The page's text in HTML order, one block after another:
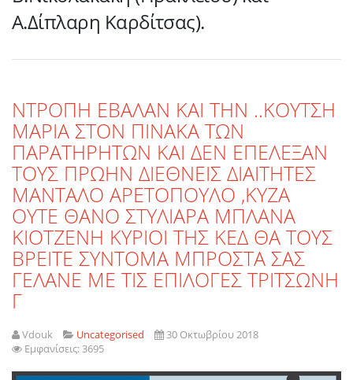
Α.Δίπλαρη Καρδίτσας).
ΝΤΡΟΠΗ ΕΒΑΛΑΝ ΚΑΙ ΤΗΝ ..ΚΟΥΤΣΗ
ΜΑΡΙΑ ΣΤΟΝ ΠΙΝΑΚΑ ΤΩΝ
ΠΑΡΑΤΗΡΗΤΩΝ ΚΑΙ ΔΕΝ ΕΠΕΛΕΞΑΝ
ΤΟΥΣ ΠΡΩΗΝ ΔΙΕΘΝΕΙΣ ΔΙΑΙΤΗΤΕΣ
ΜΑΝΤΑΛΟ ΑΡΕΤΟΠΟΥΛΟ ,ΚΥΖΑ
ΟΥΤΕ ΘΑΝΟ ΣΤΥΛΙΑΡΑ ΜΠΛΑΝΑ
ΚΙΟΤΖΕΝΗ ΚΥΡΙΟΙ ΤΗΣ ΚΕΔ ΘΑ ΤΟΥΣ
ΒΡΕΙΤΕ ΣΥΝΤΟΜΑ ΜΠΡΟΣΤΑ ΣΑΣ
ΓΕΛΑΝΕ ΜΕ ΤΙΣ ΕΠΙΛΟΓΕΣ ΤΡΙΤΣΩΝΗ
Γ
Vdouk Uncategorised
30 Οκτωβρίου 2018
Εμφανίσεις: 3695